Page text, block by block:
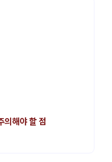
의해야 할 점